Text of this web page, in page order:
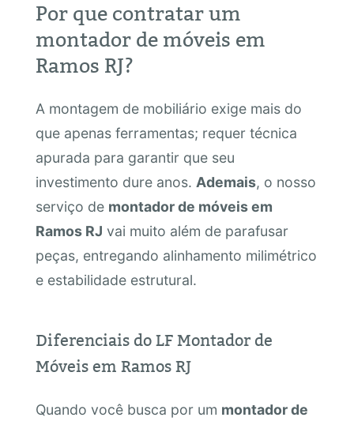
Por que contratar um
montador de móveis em
Ramos RJ?
A montagem de mobiliário exige mais do
que apenas ferramentas; requer técnica
apurada para garantir que seu
investimento dure anos. Ademais, o nosso
serviço de montador de móveis em
Ramos RJ vai muito além de parafusar
peças, entregando alinhamento milimétrico
e estabilidade estrutural.
Diferenciais do LF Montador de
Móveis em Ramos RJ
Quando você busca por um montador de